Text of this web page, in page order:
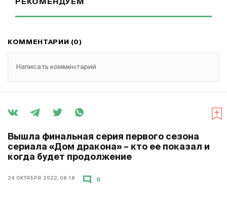
РЕКОМЕНДУЕМ
КОММЕНТАРИИ (0)
Написать комментарий
Вышла финальная серия первого сезона
сериала «Дом дракона» – кто ее показал и
когда будет продолжение
24 ОКТЯБРЯ 2022, 08:18 0